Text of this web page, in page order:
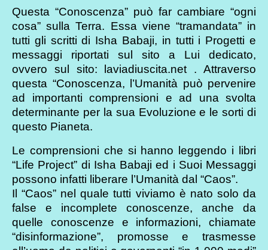
Questa “Conoscenza” può far cambiare “ogni
cosa” sulla Terra. Essa viene “tramandata” in
tutti gli scritti di Isha Babaji, in tutti i Progetti e
messaggi riportati sul sito a Lui dedicato,
ovvero sul sito: laviadiuscita.net . Attraverso
questa “Conoscenza, l’Umanità può pervenire
ad importanti comprensioni e ad una svolta
determinante per la sua Evoluzione e le sorti di
questo Pianeta.
Le comprensioni che si hanno leggendo i libri
“Life Project” di Isha Babaji ed i Suoi Messaggi
possono infatti liberare l’Umanità dal “Caos”.
Il “Caos” nel quale tutti viviamo è nato solo da
false e incomplete conoscenze, anche da
quelle conoscenze e informazioni, chiamate
“disinformazione”, promosse e trasmesse